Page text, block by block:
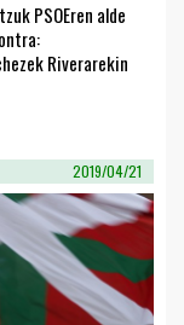
PSOEren alde
Riverarekin
2019/04/21